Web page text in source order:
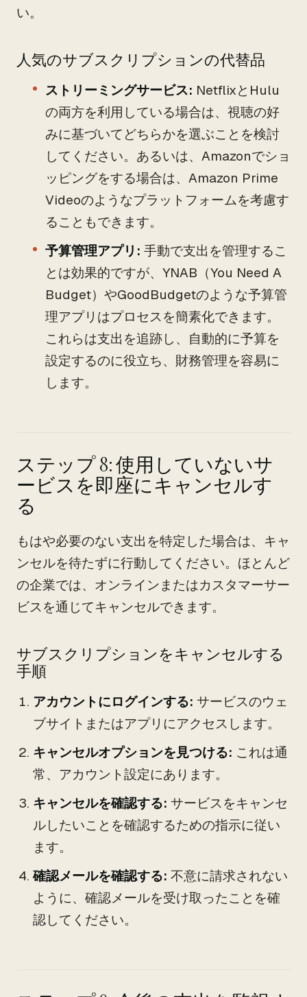
い。
人気のサブスクリプションの代替品
ストリーミングサービス: NetflixとHulu
の両方を利用している場合は、視聴の好
みに基づいてどちらかを選ぶことを検討
してください。あるいは、Amazonでショ
ッピングをする場合は、Amazon Prime
Videoのようなプラットフォームを考慮す
ることもできます。
予算管理アプリ: 手動で支出を管理するこ
とは効果的ですが、YNAB（You Need A
Budget）やGoodBudgetのような予算管
理アプリはプロセスを簡素化できます。
これらは支出を追跡し、自動的に予算を
設定するのに役立ち、財務管理を容易に
します。
ステップ 8: 使用していないサ
ービスを即座にキャンセルす
る
もはや必要のない支出を特定した場合は、キャ
ンセルを待たずに行動してください。ほとんど
の企業では、オンラインまたはカスタマーサー
ビスを通じてキャンセルできます。
サブスクリプションをキャンセルする
手順
アカウントにログインする: サービスのウェ
ブサイトまたはアプリにアクセスします。
キャンセルオプションを見つける: これは通
常、アカウント設定にあります。
キャンセルを確認する: サービスをキャンセ
ルしたいことを確認するための指示に従い
ます。
確認メールを確認する: 不意に請求されない
ように、確認メールを受け取ったことを確
認してください。